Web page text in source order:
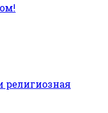
религиозная